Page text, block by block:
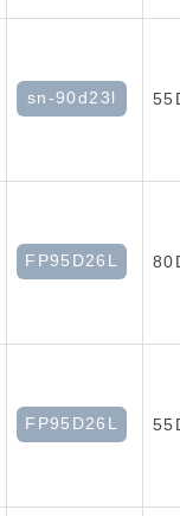
sn-90d23l
FP95D26L
FP95D26L